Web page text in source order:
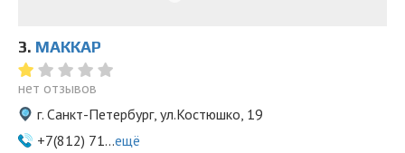
3. МАККАР
нет отзывов
г. Санкт-Петербург, ул.Костюшко, 19
+7(812) 71...ещё